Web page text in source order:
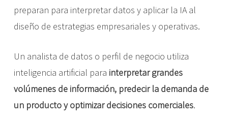
preparan para interpretar datos y aplicar la IA al
diseño de estrategias empresariales y operativas.
Un analista de datos o perfil de negocio utiliza
inteligencia artificial para interpretar grandes
volúmenes de información, predecir la demanda de
un producto y optimizar decisiones comerciales.